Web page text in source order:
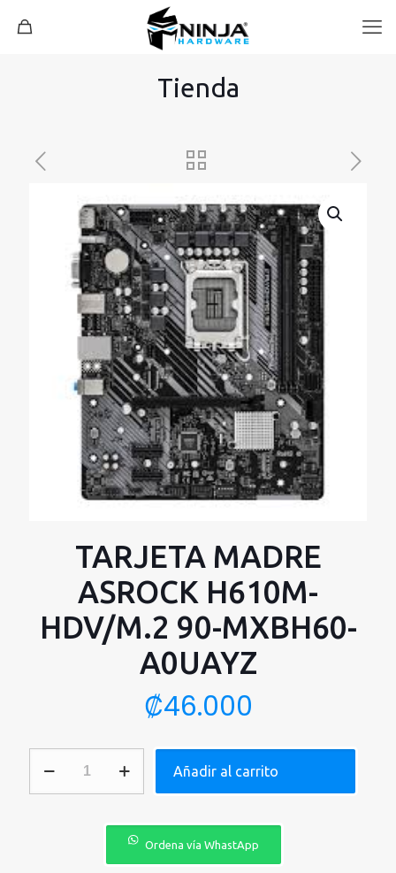
Tienda
TARJETA MADRE
ASROCK H610M-
HDV/M.2 90-MXBH60-
A0UAYZ
₡46.000
MADRE
Añadir al carrito
Ordena vía WhastApp